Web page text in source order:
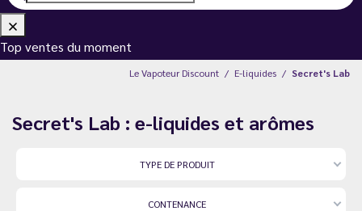
Top ventes du moment
Le Vapoteur Discount E-liquides Secret's Lab
Secret's Lab : e-liquides et arômes
TYPE DE PRODUIT
CONTENANCE